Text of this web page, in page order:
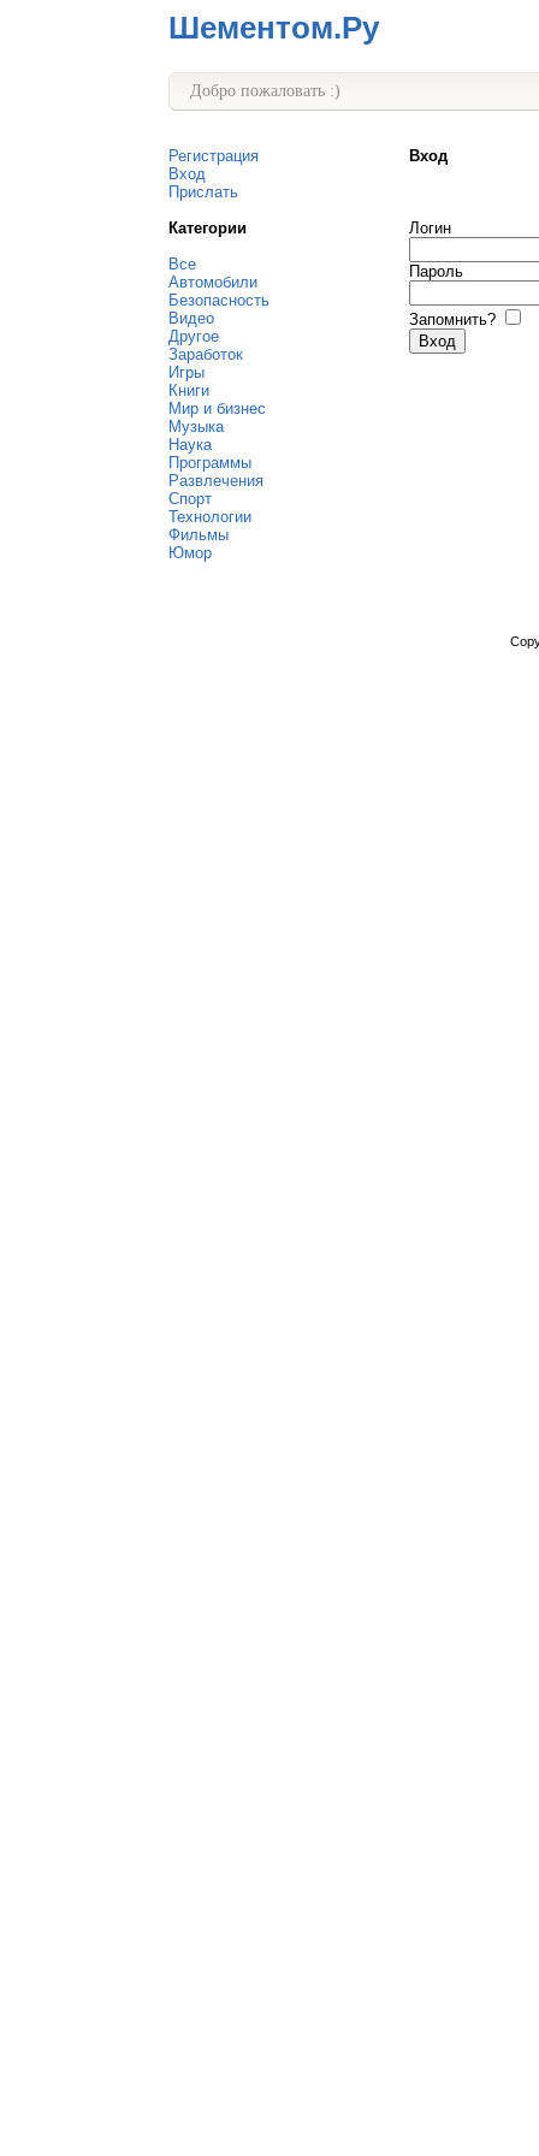
Шементом.Ру
Добро пожаловать :)
Регистрация
Вход
Прислать
Категории
Все
Автомобили
Безопасность
Видео
Другое
Заработок
Игры
Книги
Мир и бизнес
Музыка
Наука
Программы
Развлечения
Спорт
Технологии
Фильмы
Юмор
Вход
Логин
Пароль
Запомнить?